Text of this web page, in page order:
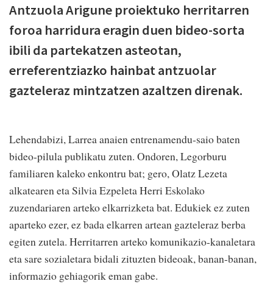
Antzuola Arigune proiektuko herritarren
foroa harridura eragin duen bideo-sorta
ibili da partekatzen asteotan,
erreferentziazko hainbat antzuolar
gazteleraz mintzatzen azaltzen direnak.
Lehendabizi, Larrea anaien entrenamendu-saio baten
bideo-pilula publikatu zuten. Ondoren, Legorburu
familiaren kaleko enkontru bat; gero, Olatz Lezeta
alkatearen eta Silvia Ezpeleta Herri Eskolako
zuzendariaren arteko elkarrizketa bat. Edukiek ez zuten
aparteko ezer, ez bada elkarren artean gazteleraz berba
egiten zutela. Herritarren arteko komunikazio-kanaletara
eta sare sozialetara bidali zituzten bideoak, banan-banan,
informazio gehiagorik eman gabe.